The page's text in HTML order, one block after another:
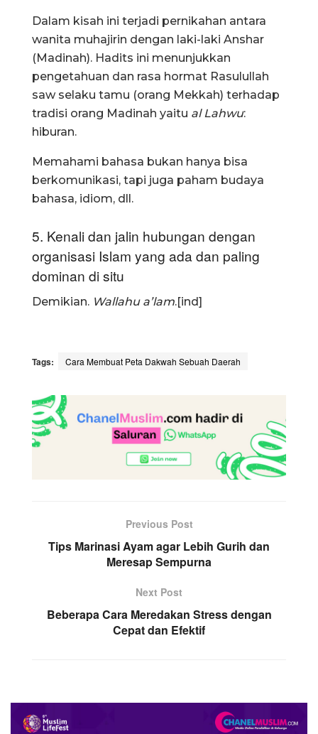
Dalam kisah ini terjadi pernikahan antara
wanita muhajirin dengan laki-laki Anshar
(Madinah). Hadits ini menunjukkan
pengetahuan dan rasa hormat Rasulullah
saw selaku tamu (orang Mekkah) terhadap
tradisi orang Madinah yaitu al Lahwu:
hiburan.
Memahami bahasa bukan hanya bisa
berkomunikasi, tapi juga paham budaya
bahasa, idiom, dll.
5. Kenali dan jalin hubungan dengan
organisasi Islam yang ada dan paling
dominan di situ
Demikian. Wallahu a’lam.[ind]
Tags: Cara Membuat Peta Dakwah Sebuah Daerah
Previous Post
Tips Marinasi Ayam agar Lebih Gurih dan
Meresap Sempurna
Next Post
Beberapa Cara Meredakan Stress dengan
Cepat dan Efektif